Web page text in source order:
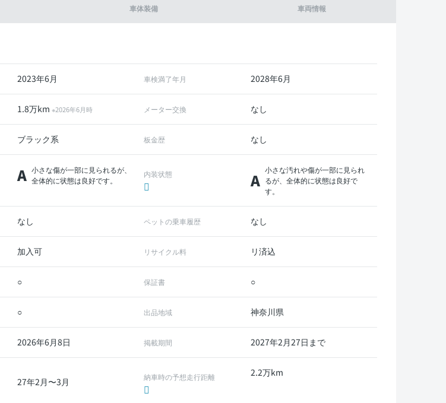
車体装備 車両情報
2023年6月 車検満了年月 2028年6月
1.8万km ※2026年6月時 メーター交換 なし
ブラック系 板金歴 なし
A 小さな傷が一部に見られるが、
全体的に状態は良好です。
内装状態 A
小さな汚れや傷が一部に見られ
るが、全体的に状態は良好で
す。
なし ペットの乗車履歴 なし
加入可 リサイクル料 リ済込
○ 保証書 ○
○ 出品地域 神奈川県
2026年6月8日 掲載期間 2027年2月27日まで
27年2月〜3月 納車時の予想走行距離 2.2万km